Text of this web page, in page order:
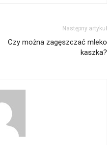
Następny artykuł
Czy można zagęszczać mleko
kaszka?